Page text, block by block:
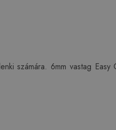
számára. 6mm vastag